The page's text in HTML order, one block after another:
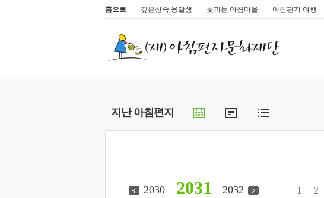
홈으로 깊은산속 옹달샘 꽃피는 아침마을 아침편지 여행
지난 아침편지
2031
2030 2032 1 2